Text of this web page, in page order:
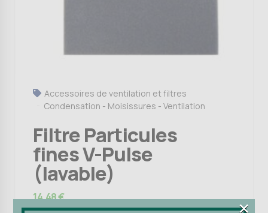
Accessoires de ventilation et filtres
Condensation - Moisissures - Ventilation
Filtre Particules
fines V-Pulse
(lavable)
14,48€